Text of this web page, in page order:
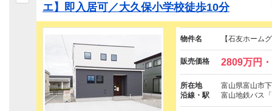
エ】即入居可／大久保小学校徒歩10分
物件名 【石友ホー
販売価格 2809万円
所在地
富山県富山市
沿線・駅
富山地鉄バス